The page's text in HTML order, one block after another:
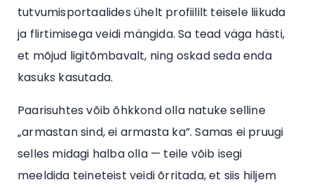
tutvumisportaalides ühelt profiililt teisele liikuda
ja flirtimisega veidi mängida. Sa tead väga hästi,
et mõjud ligitõmbavalt, ning oskad seda enda
kasuks kasutada.
Paarisuhtes võib õhkkond olla natuke selline
„armastan sind, ei armasta ka”. Samas ei pruugi
selles midagi halba olla — teile võib isegi
meeldida teineteist veidi õrritada, et siis hiljem